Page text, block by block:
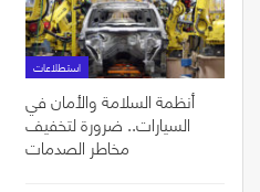
استطلاعات
أنظمة السلامة والأمان في
السيارات.. ضرورة لتخفيف
مخاطر الصدمات